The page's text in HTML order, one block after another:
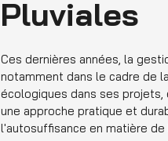
Pluviales
Ces dernières années, la
notamment dans le cadre de
écologiques dans ses
une approche pratique et
l'autosuffisance en matière